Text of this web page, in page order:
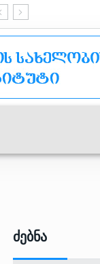
Ძებნა